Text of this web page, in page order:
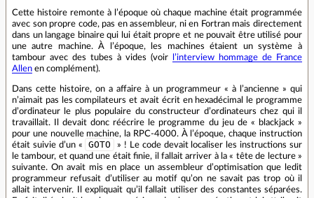
Cette histoire remonte à l’époque où chaque machine était programmée
avec son propre code, pas en assembleur, ni en Fortran mais directement
dans un langage binaire qui lui était propre et ne pouvait être utilisé pour
une autre machine. À l’époque, les machines étaient un système à
tambour avec des tubes à vides (voir
l’interview hommage de France
Allen en complément).
Dans cette histoire, on a affaire à un programmeur « à l’ancienne » qui
n’aimait pas les compilateurs et avait écrit en hexadécimal le programme
d’ordinateur le plus populaire du constructeur d’ordinateurs chez qui il
travaillait. Il devait donc réécrire le programme du jeu de « blackjack »
pour une nouvelle machine, la RPC-4000. À l’époque, chaque instruction
était suivie d’un «
GOTO
» ! Le code devait localiser les instructions sur
le tambour, et quand une était finie, il fallait arriver à la « tête de lecture »
suivante. On avait mis en place un assembleur d’optimisation que ledit
programmeur refusait d’utiliser au motif qu’on ne savait pas trop où il
allait intervenir. Il expliquait qu’il fallait utiliser des constantes séparées.